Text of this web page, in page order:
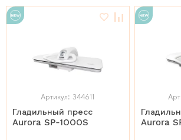
Артикул: 344611
Гладильный пресс
Aurora SP-1000S
Aurora